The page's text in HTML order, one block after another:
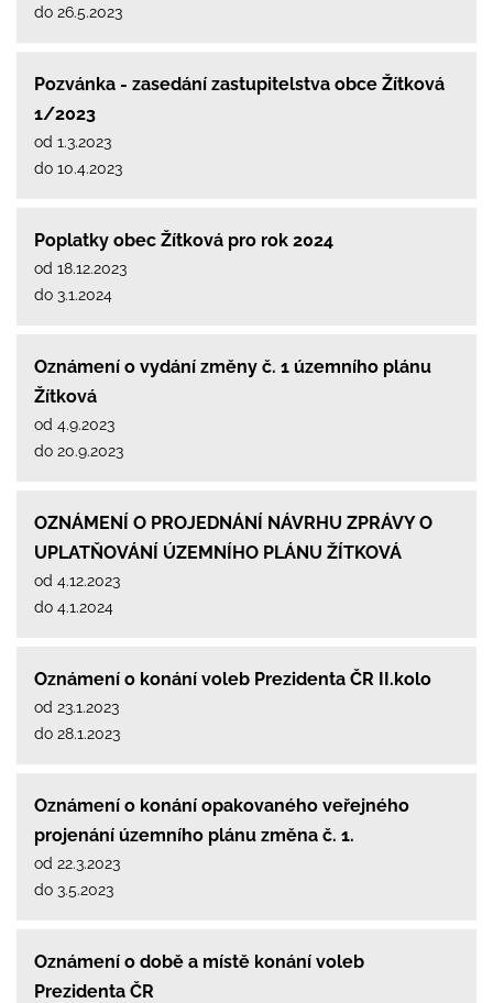
do 26.5.2023
Pozvánka - zasedání zastupitelstva obce Žítková
1/2023
od 1.3.2023
do 10.4.2023
Poplatky obec Žítková pro rok 2024
od 18.12.2023
do 3.1.2024
Oznámení o vydání změny č. 1 územního plánu
Žítková
od 4.9.2023
do 20.9.2023
OZNÁMENÍ O PROJEDNÁNÍ NÁVRHU ZPRÁVY O
UPLATŇOVÁNÍ ÚZEMNÍHO PLÁNU ŽÍTKOVÁ
od 4.12.2023
do 4.1.2024
Oznámení o konání voleb Prezidenta ČR II.kolo
od 23.1.2023
do 28.1.2023
Oznámení o konání opakovaného veřejného
projenání územního plánu změna č. 1.
od 22.3.2023
do 3.5.2023
Oznámení o době a místě konání voleb
Prezidenta ČR